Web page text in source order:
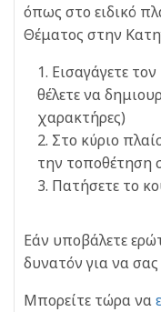
όπως στο ειδικό
Θέματος στην
Εισαγάγετε
θέλετε να
χαρακτήρες)
Στο κύριο
την τοποθέτηση
Πατήσετε το
Εάν υποβάλετε
δυνατόν για να
Μπορείτε τώρα να